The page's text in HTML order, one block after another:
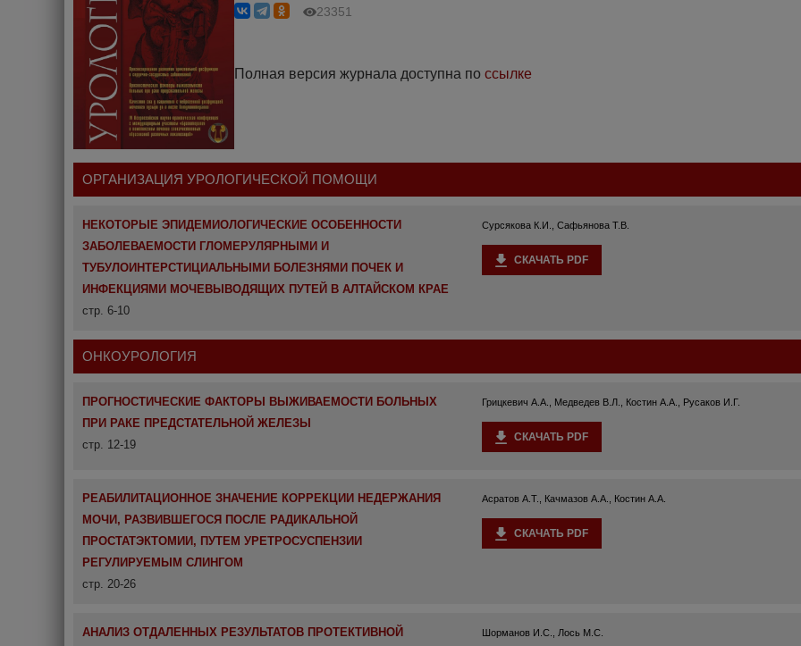
23351
Полная версия журнала доступна по ссылке
ОРГАНИЗАЦИЯ УРОЛОГИЧЕСКОЙ ПОМОЩИ
НЕКОТОРЫЕ ЭПИДЕМИОЛОГИЧЕСКИЕ ОСОБЕННОСТИ
ЗАБОЛЕВАЕМОСТИ ГЛОМЕРУЛЯРНЫМИ И
ТУБУЛОИНТЕРСТИЦИАЛЬНЫМИ БОЛЕЗНЯМИ ПОЧЕК И
ИНФЕКЦИЯМИ МОЧЕВЫВОДЯЩИХ ПУТЕЙ В АЛТАЙСКОМ КРАЕ
стр. 6-10
Сурсякова К.И., Сафьянова Т.В.
СКАЧАТЬ PDF
ОНКОУРОЛОГИЯ
ПРОГНОСТИЧЕСКИЕ ФАКТОРЫ ВЫЖИВАЕМОСТИ БОЛЬНЫХ
ПРИ РАКЕ ПРЕДСТАТЕЛЬНОЙ ЖЕЛЕЗЫ
стр. 12-19
Грицкевич А.А., Медведев В.Л., Костин А.А., Русаков И.Г.
СКАЧАТЬ PDF
РЕАБИЛИТАЦИОННОЕ ЗНАЧЕНИЕ КОРРЕКЦИИ НЕДЕРЖАНИЯ
МОЧИ, РАЗВИВШЕГОСЯ ПОСЛЕ РАДИКАЛЬНОЙ
ПРОСТАТЭКТОМИИ, ПУТЕМ УРЕТРОСУСПЕНЗИИ
РЕГУЛИРУЕМЫМ СЛИНГОМ
стр. 20-26
Асратов А.Т., Качмазов А.А., Костин А.А.
СКАЧАТЬ PDF
АНАЛИЗ ОТДАЛЕННЫХ РЕЗУЛЬТАТОВ ПРОТЕКТИВНОЙ
Шорманов И.С., Лось М.С.